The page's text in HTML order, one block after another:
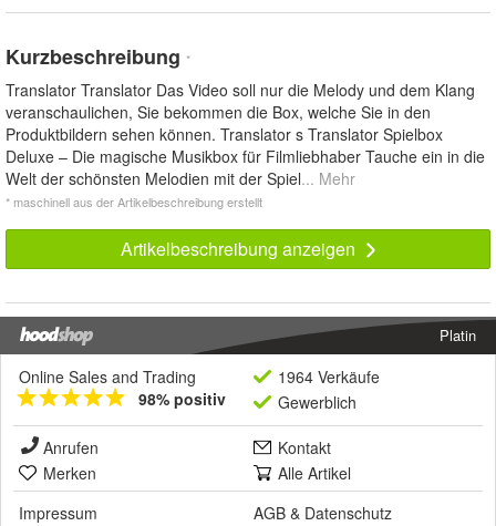
Kurzbeschreibung *
Translator Translator Das Video soll nur die Melody und dem Klang
veranschaulichen, Sie bekommen die Box, welche Sie in den
Produktbildern sehen können. Translator s Translator Spielbox
Deluxe – Die magische Musikbox für Filmliebhaber Tauche ein in die
Welt der schönsten Melodien mit der Spiel... Mehr
* maschinell aus der Artikelbeschreibung erstellt
Artikelbeschreibung anzeigen
Platin
Online Sales and Trading
98% positiv
1964 Verkäufe
Gewerblich
Anrufen
Kontakt
Merken
Alle Artikel
Impressum
AGB & Datenschutz